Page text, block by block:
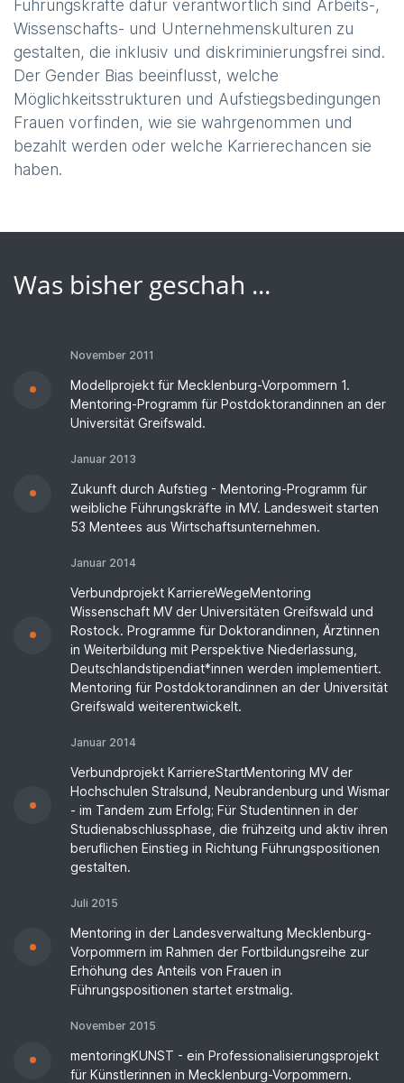
Führungskräfte dafür verantwortlich sind Arbeits-,
Wissenschafts- und Unternehmenskulturen zu
gestalten, die inklusiv und diskriminierungsfrei sind.
Der Gender Bias beeinflusst, welche
Möglichkeitsstrukturen und Aufstiegsbedingungen
Frauen vorfinden, wie sie wahrgenommen und
bezahlt werden oder welche Karrierechancen sie
haben.
Was bisher geschah ...
November 2011
Modellprojekt für Mecklenburg-Vorpommern 1.
Mentoring-Programm für Postdoktorandinnen an der
Universität Greifswald.
Januar 2013
Zukunft durch Aufstieg - Mentoring-Programm für
weibliche Führungskräfte in MV. Landesweit starten
53 Mentees aus Wirtschaftsunternehmen.
Januar 2014
Verbundprojekt KarriereWegeMentoring
Wissenschaft MV der Universitäten Greifswald und
Rostock. Programme für Doktorandinnen, Ärztinnen
in Weiterbildung mit Perspektive Niederlassung,
Deutschlandstipendiat*innen werden implementiert.
Mentoring für Postdoktorandinnen an der Universität
Greifswald weiterentwickelt.
Januar 2014
Verbundprojekt KarriereStartMentoring MV der
Hochschulen Stralsund, Neubrandenburg und Wismar
- im Tandem zum Erfolg; Für Studentinnen in der
Studienabschlussphase, die frühzeitg und aktiv ihren
beruflichen Einstieg in Richtung Führungspositionen
gestalten.
Juli 2015
Mentoring in der Landesverwaltung Mecklenburg-
Vorpommern im Rahmen der Fortbildungsreihe zur
Erhöhung des Anteils von Frauen in
Führungspositionen startet erstmalig.
November 2015
mentoringKUNST - ein Professionalisierungsprojekt
für Künstlerinnen in Mecklenburg-Vorpommern.